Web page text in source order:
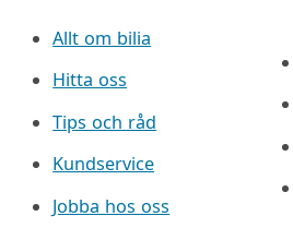
Allt om bilia
Hitta oss
Tips och råd
Kundservice
Jobba hos oss